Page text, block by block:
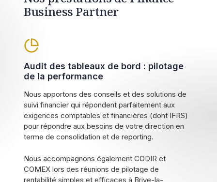
Business Partner
Audit des tableaux de bord : pilotage
de la performance
Nous apportons des conseils et des solutions de
suivi financier qui répondent parfaitement aux
exigences comptables et financières (dont IFRS)
pour répondre aux besoins de votre direction en
terme de consolidation et de reporting.
Nous accompagnons également CODIR et
COMEX lors des réunions de pilotage de
rentabilité simples et efficaces à Brive-la-